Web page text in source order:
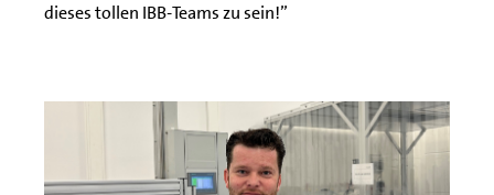
dieses tollen IBB-Teams zu sein!”